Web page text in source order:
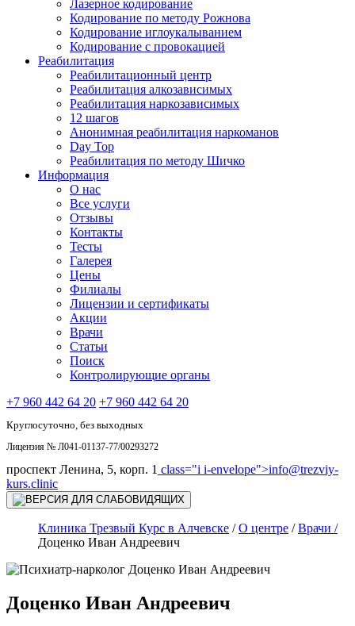
Лазерное кодирование
Кодирование по методу Рожнова
Кодирование иглоукалыванием
Кодирование с провокацией
Реабилитация
Реабилитационный центр
Реабилитация алкозависимых
Реабилитация наркозависимых
12 шагов
Анонимная реабилитация наркоманов
Day Top
Реабилитация по методу Шичко
Информация
О нас
Все услуги
Отзывы
Контакты
Тесты
Галерея
Цены
Филиалы
Лицензии и сертификаты
Акции
Врачи
Статьи
Поиск
Контролирующие органы
+7 960 442 64 20 +7 960 442 64 20
Круглосуточно, без выходных
Лицензия № Л041-01137-77/00293272
проспект Ленина, 5, корп. 1 class="i i-envelope">info@trezviy-
kurs.clinic
Клиника Трезвый Курс в Алчевске /О центре /Врачи /
Доценко Иван Андреевич
Доценко Иван Андреевич